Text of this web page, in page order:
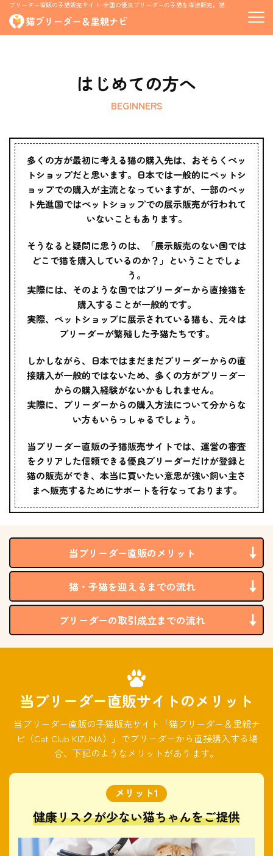
ブリーダー直販の子猫販売サイト-全国の優良ブリーダーの子猫を直接販売。猫の里親募集情報も掲載
はじめての方へ
BEGINNERS
多くの方が最初に考える猫の購入先は、おそらくペッ
トショップだと思います。日本では一般的にペットシ
ョップでの購入が主流となっていますが、一部のペッ
ト先進国ではペットショップでの展示販売が行われて
いないこともあります。
そうなると疑問に思うのは、「展示販売のない国では
どこで猫を購入しているのか？」ということでしょ
う。
実際には、そのような国ではブリーダーから直接猫を
購入することが一般的です。
実際、ペットショップに展示されている猫も、元々は
ブリーダーが繁殖した子猫たちです。
しかしながら、日本ではまだまだブリーダーからの直
接購入が一般的ではないため、多くの方がブリーダー
からの購入経験がないかもしれません。
実際に、ブリーダーからの購入方法について分からな
い方もいらっしゃるでしょう。
当ブリーダー直販の子猫販売サイトでは、運営の審査
をクリアした信頼できる優良ブリーダーだけが登録と
猫の販売ができ、本当に買いたい意思が強い飼い主さ
まへ販売するためにサポートを行なっております。
当ブリーダー直販のメリット
猫・子猫を迎えるまでの流れ
ブリーダーの取引成立までの流れ
当ブリーダー直販サイトのメリット
当ブリーダー直販の子猫販売サイト「猫ブリーダー＆里親ナ
ビ（Cat Club KIZUNA）」でブリーダーから直接購入する場
合、下記のようなメリットがあります。
健康リスクが少ない猫ちゃんをご提供